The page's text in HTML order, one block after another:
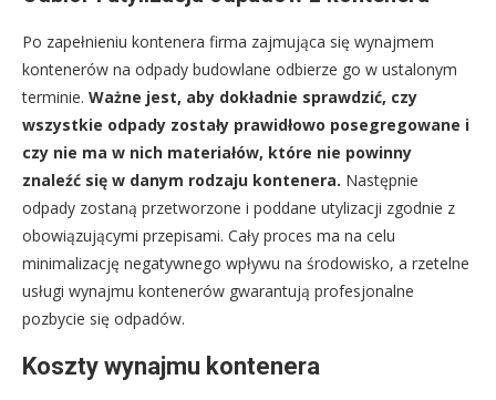
Po zapełnieniu kontenera firma zajmująca się wynajmem
kontenerów na odpady budowlane odbierze go w ustalonym
terminie. Ważne jest, aby dokładnie sprawdzić, czy
wszystkie odpady zostały prawidłowo posegregowane i
czy nie ma w nich materiałów, które nie powinny
znaleźć się w danym rodzaju kontenera. Następnie
odpady zostaną przetworzone i poddane utylizacji zgodnie z
obowiązującymi przepisami. Cały proces ma na celu
minimalizację negatywnego wpływu na środowisko, a rzetelne
usługi wynajmu kontenerów gwarantują profesjonalne
pozbycie się odpadów.
Koszty wynajmu kontenera